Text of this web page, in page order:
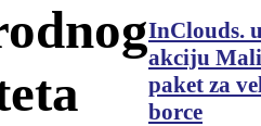
InClouds.
akciju Mali
paket za
borce